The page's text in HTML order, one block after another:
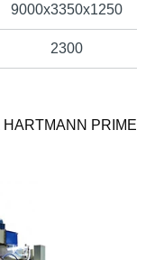
9000х3350х1250
2300
HARTMANN PRIME